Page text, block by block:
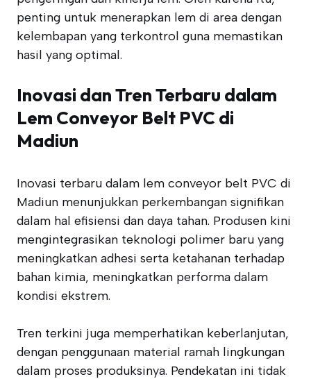
penting untuk menerapkan lem di area dengan
kelembapan yang terkontrol guna memastikan
hasil yang optimal.
Inovasi dan Tren Terbaru dalam
Lem Conveyor Belt PVC di
Madiun
Inovasi terbaru dalam lem conveyor belt PVC di
Madiun menunjukkan perkembangan signifikan
dalam hal efisiensi dan daya tahan. Produsen kini
mengintegrasikan teknologi polimer baru yang
meningkatkan adhesi serta ketahanan terhadap
bahan kimia, meningkatkan performa dalam
kondisi ekstrem.
Tren terkini juga memperhatikan keberlanjutan,
dengan penggunaan material ramah lingkungan
dalam proses produksinya. Pendekatan ini tidak